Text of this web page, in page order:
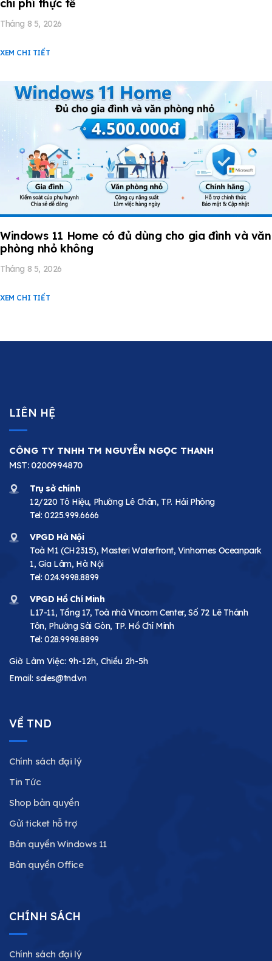
chi phí thực tế
Tháng 8 5, 2026
XEM CHI TIẾT
Windows 11 Home có đủ dùng cho gia đình và văn
phòng nhỏ không
Tháng 8 5, 2026
XEM CHI TIẾT
LIÊN HỆ
CÔNG TY TNHH TM NGUYỄN NGỌC THANH
MST: 0200994870
Trụ sở chính
12/220 Tô Hiệu, Phường Lê Chân, TP. Hải Phòng
Tel: 0225.999.6666
VPGD Hà Nội
Toà M1 (CH2315), Masteri Waterfront, Vinhomes Oceanpark
1, Gia Lâm, Hà Nội
Tel: 024.9998.8899
VPGD Hồ Chí Minh
L17-11, Tầng 17, Toà nhà Vincom Center, Số 72 Lê Thánh
Tôn, Phường Sài Gòn, TP. Hồ Chí Minh
Tel: 028.9998.8899
Giờ Làm Việc: 9h-12h, Chiều 2h-5h
Email: sales@tnd.vn
VỀ TND
Chính sách đại lý
Tin Tức
Shop bản quyền
Gửi ticket hỗ trợ
Bản quyền Windows 11
Bản quyền Office
CHÍNH SÁCH
Chính sách đại lý